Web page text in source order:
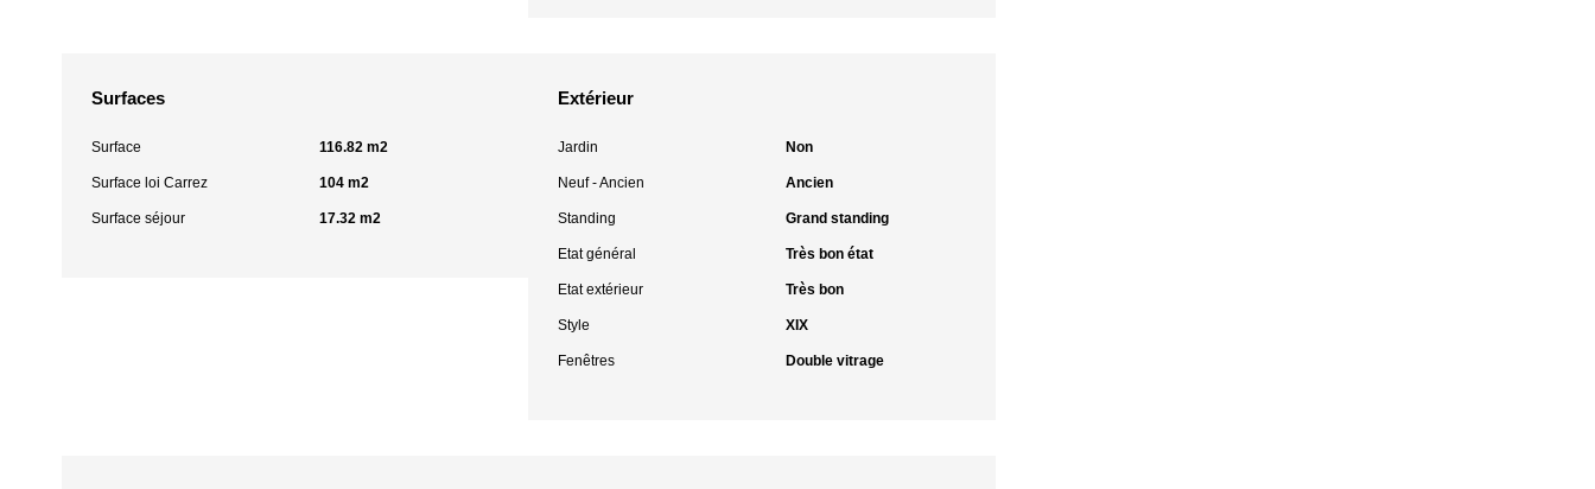
Surfaces
Surface 116.82 m2
Surface loi Carrez 104 m2
Surface séjour 17.32 m2
Extérieur
Jardin Non
Neuf - Ancien Ancien
Standing Grand standing
Etat général Très bon état
Etat extérieur Très bon
Style XIX
Fenêtres Double vitrage